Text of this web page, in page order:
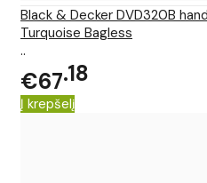
Black & Decker DVD320B
Turquoise Bagless
..
€67 18
Į krepšelį